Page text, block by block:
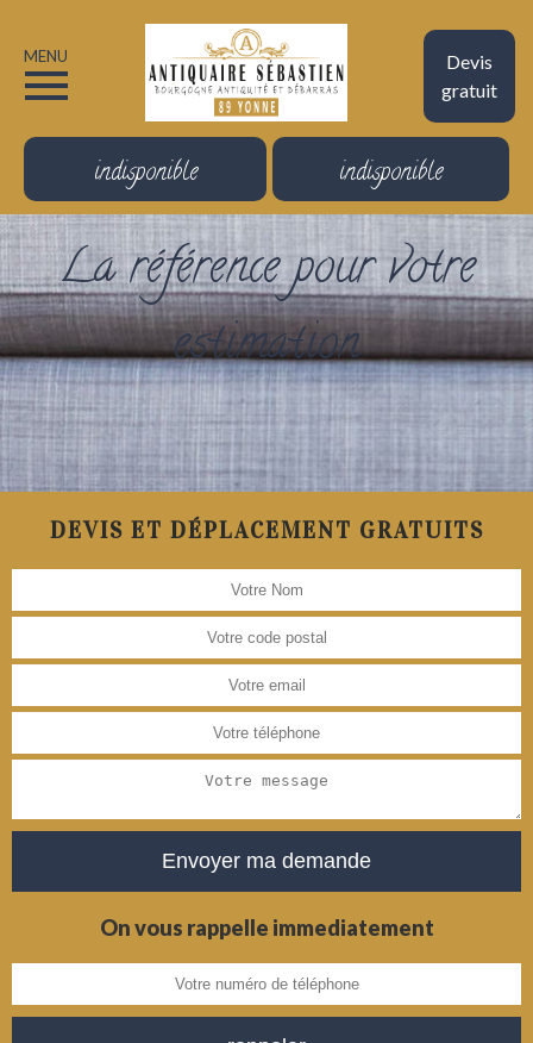
Devis
gratuit
MENU
indisponible indisponible
La référence pour votre
estimation
DEVIS ET DÉPLACEMENT GRATUITS
On vous rappelle immediatement